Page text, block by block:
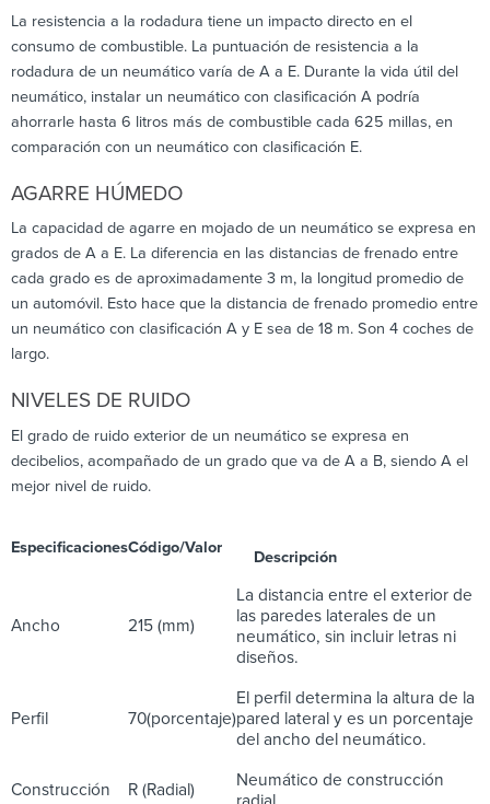
La resistencia a la rodadura tiene un impacto directo en el
consumo de combustible. La puntuación de resistencia a la
rodadura de un neumático varía de A a E. Durante la vida útil del
neumático, instalar un neumático con clasificación A podría
ahorrarle hasta 6 litros más de combustible cada 625 millas, en
comparación con un neumático con clasificación E.
AGARRE HÚMEDO
La capacidad de agarre en mojado de un neumático se expresa en
grados de A a E. La diferencia en las distancias de frenado entre
cada grado es de aproximadamente 3 m, la longitud promedio de
un automóvil. Esto hace que la distancia de frenado promedio entre
un neumático con clasificación A y E sea de 18 m. Son 4 coches de
largo.
NIVELES DE RUIDO
El grado de ruido exterior de un neumático se expresa en
decibelios, acompañado de un grado que va de A a B, siendo A el
mejor nivel de ruido.
EspecificacionesCódigo/Valor
Descripción
Ancho 215 (mm)
La distancia entre el exterior de
las paredes laterales de un
neumático, sin incluir letras ni
diseños.
Perfil 70(porcentaje)
El perfil determina la altura de la
pared lateral y es un porcentaje
del ancho del neumático.
Construcción R (Radial)
Neumático de construcción